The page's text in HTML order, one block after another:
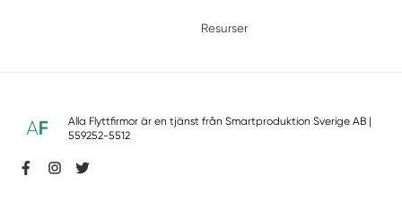
Resurser
Alla Flyttfirmor är en tjänst frånSmartproduktion Sverige AB |
559252-5512